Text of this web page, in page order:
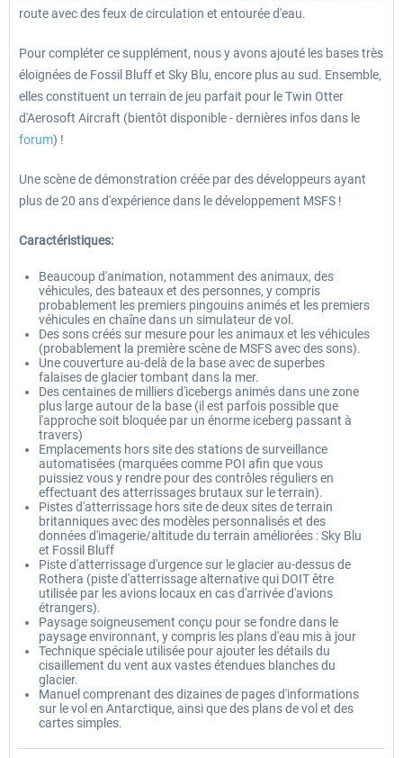
route avec des feux de circulation et entourée d'eau.
Pour compléter ce supplément, nous y avons ajouté les bases très
éloignées de Fossil Bluff et Sky Blu, encore plus au sud. Ensemble,
elles constituent un terrain de jeu parfait pour le Twin Otter
d'Aerosoft Aircraft (bientôt disponible - dernières infos dans le
forum) !
Une scène de démonstration créée par des développeurs ayant
plus de 20 ans d'expérience dans le développement MSFS !
Caractéristiques:
Beaucoup d'animation, notamment des animaux, des
véhicules, des bateaux et des personnes, y compris
probablement les premiers pingouins animés et les premiers
véhicules en chaîne dans un simulateur de vol.
Des sons créés sur mesure pour les animaux et les véhicules
(probablement la première scène de MSFS avec des sons).
Une couverture au-delà de la base avec de superbes
falaises de glacier tombant dans la mer.
Des centaines de milliers d'icebergs animés dans une zone
plus large autour de la base (il est parfois possible que
l'approche soit bloquée par un énorme iceberg passant à
travers)
Emplacements hors site des stations de surveillance
automatisées (marquées comme POI afin que vous
puissiez vous y rendre pour des contrôles réguliers en
effectuant des atterrissages brutaux sur le terrain).
Pistes d'atterrissage hors site de deux sites de terrain
britanniques avec des modèles personnalisés et des
données d'imagerie/altitude du terrain améliorées : Sky Blu
et Fossil Bluff
Piste d'atterrissage d'urgence sur le glacier au-dessus de
Rothera (piste d'atterrissage alternative qui DOIT être
utilisée par les avions locaux en cas d'arrivée d'avions
étrangers).
Paysage soigneusement conçu pour se fondre dans le
paysage environnant, y compris les plans d'eau mis à jour
Technique spéciale utilisée pour ajouter les détails du
cisaillement du vent aux vastes étendues blanches du
glacier.
Manuel comprenant des dizaines de pages d'informations
sur le vol en Antarctique, ainsi que des plans de vol et des
cartes simples.